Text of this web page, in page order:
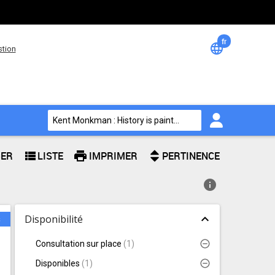
languagefr
view_listLISTE print IMPRIMER PERTINENCE
info
Facettes
Disponibilité expand_less
Consultation sur place (1 )
Disponibles (1 )